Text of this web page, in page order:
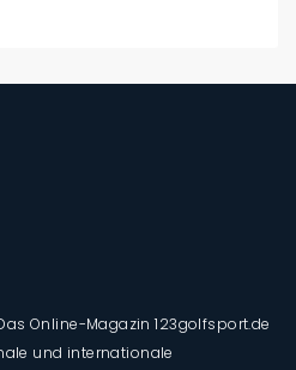
Online-Magazin 123golfsport.de
und internationale